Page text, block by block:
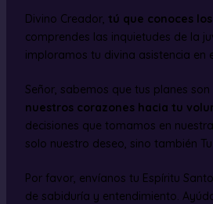
Divino Creador, tú que conoces
comprendes las inquietudes de la
imploramos tu divina asistencia en
Señor, sabemos que tus planes
nuestros corazones hacia tu
decisiones que tomamos en
solo nuestro deseo, sino también
Por favor, envíanos tu Espíritu
de sabiduría y entendimiento.